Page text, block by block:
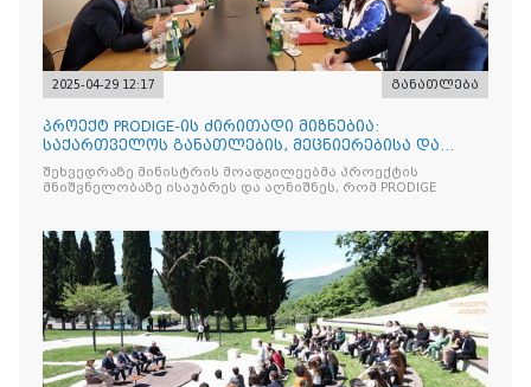
2025-04-29 12:17 განათლება
პროექტ PRODIGE-ის ძირითადი მიზნებია:
საქართველოს განათლების, მეცნიერებისა და
ახალგაზრდობის სამინისტრ
შეხვედრაზე მინისტრის მოადგილეებმა პროექტის
მნიშვნელობაზე ისაუბრეს და აღნიშნეს, რომ PRODIGE